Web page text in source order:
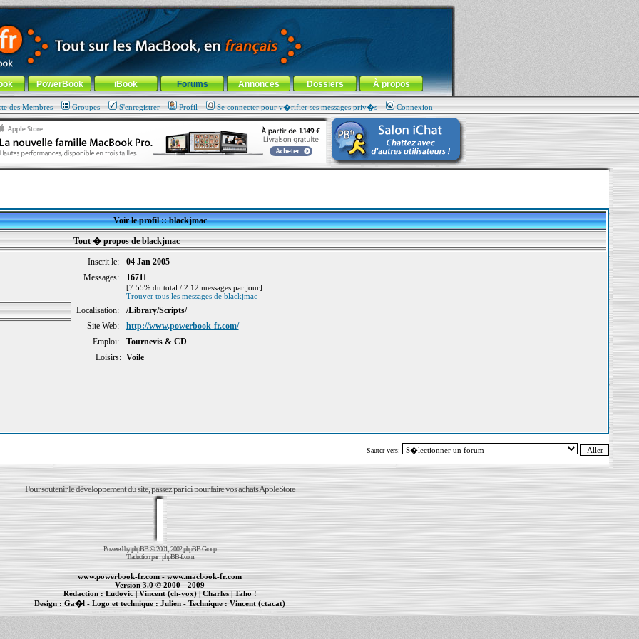
! -Aller au menu de la rubrique
PowerBook iBook Forums Annonces Dossiers À propos
des Membres Groupes S'enregistrer Profil Se connecter pour v�rifier ses messages priv�s Connexion
Voir le profil :: blackjmac
Tout � propos de blackjmac
Inscrit le:
04 Jan 2005
Messages:
16711
[7.55% du total / 2.12 messages par jour]
Trouver tous les messages de blackjmac
Localisation:
/Library/Scripts/
Site Web:
http://www.powerbook-fr.com/
Emploi:
Tournevis & CD
Loisirs: Voile
Sauter vers:
Pour soutenir le développement du site, passez par ici pour faire vos achats AppleStore
Powered byphpBB© 2001, 2002 phpBB Group
Traduction par :phpBB-fr.com
www.powerbook-fr.com-www.macbook-fr.com
Version 3.0 © 2000 - 2009
Rédaction : Ludovic| Vincent (ch-vox)| Charles|Taho !
Design : Ga�l - Logo et technique : Julien - Technique :Vincent (ctacat)